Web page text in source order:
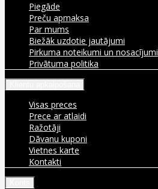
Piegāde
Preču apmaksa
Par mums
Biežāk uzdotie jautājumi
Pirkuma noteikumi un nosacījumi
Privātuma politika
Visas preces
Prece ar atlaidi
Ražotāji
Dāvanu kuponi
Vietnes karte
Kontakti